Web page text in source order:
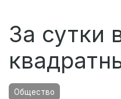
За сутки
Общество